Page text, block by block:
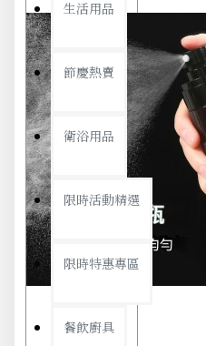
生活用品
節慶熱賣
衛浴用品
限時活動精選
限時特惠專區
餐飲廚具